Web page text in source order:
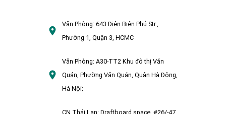
Văn Phòng:643 Điện Biên Phủ Str.,
Phường 1, Quận 3, HCMC
Văn Phòng:A30-TT2 Khu đô thị Văn
Quán, Phường Văn Quán, Quận Hà Đông,
Hà Nội;
CN Thái Lan: Draftboard space, #26/-47